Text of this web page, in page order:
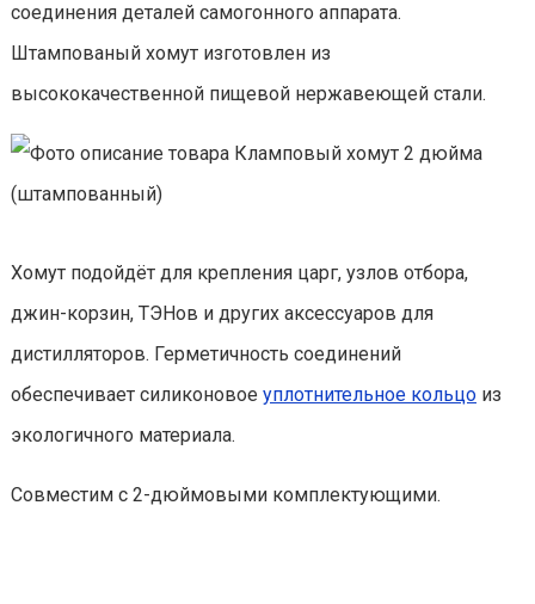
соединения деталей самогонного аппарата.
Штампованый хомут изготовлен из
высококачественной пищевой нержавеющей стали.
Хомут подойдёт для крепления царг, узлов отбора,
джин-корзин, ТЭНов и других аксессуаров для
дистилляторов. Герметичность соединений
обеспечивает силиконовое уплотнительное кольцо из
экологичного материала.
Совместим с 2-дюймовыми комплектующими.